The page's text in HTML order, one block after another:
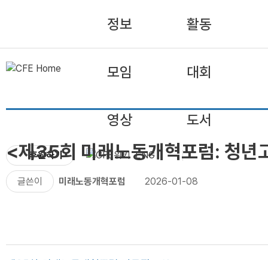
정보 활동
모임 대회
영상 도서
후원하기 ENG
<제35회 미래노동개혁포럼: 청년
글쓴이 미래노동개혁포럼 2026-01-08